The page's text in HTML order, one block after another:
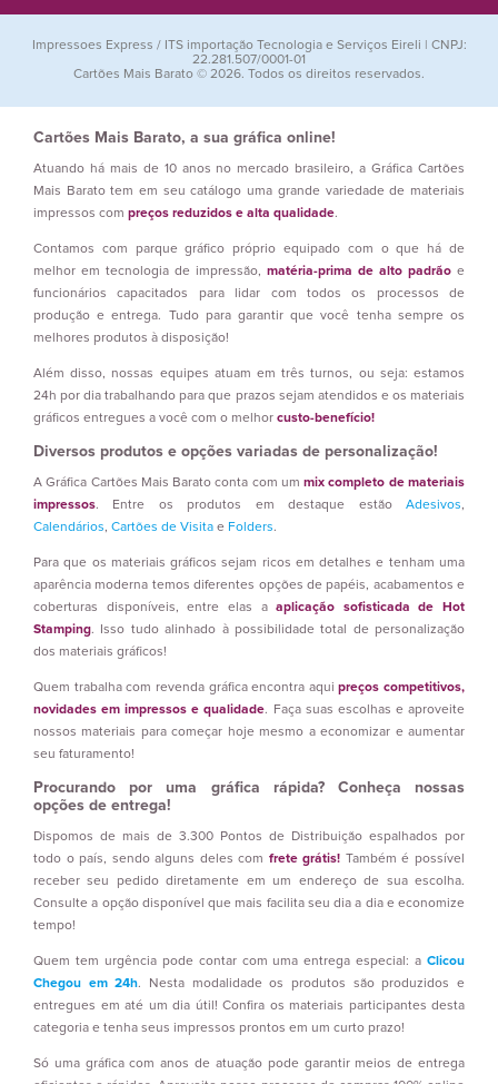
Impressoes Express / ITS importação Tecnologia e Serviços Eireli | CNPJ:
22.281.507/0001-01
Cartões Mais Barato © 2026. Todos os direitos reservados.
Cartões Mais Barato, a sua gráfica online!
Atuando há mais de 10 anos no mercado brasileiro, a Gráfica Cartões
Mais Barato tem em seu catálogo uma grande variedade de materiais
impressos com preços reduzidos e alta qualidade.
Contamos com parque gráfico próprio equipado com o que há de
melhor em tecnologia de impressão, matéria-prima de alto padrão e
funcionários capacitados para lidar com todos os processos de
produção e entrega. Tudo para garantir que você tenha sempre os
melhores produtos à disposição!
Além disso, nossas equipes atuam em três turnos, ou seja: estamos
24h por dia trabalhando para que prazos sejam atendidos e os materiais
gráficos entregues a você com o melhor custo-benefício!
Diversos produtos e opções variadas de personalização!
A Gráfica Cartões Mais Barato conta com ummix completo de materiais
impressos. Entre os produtos em destaque estão Adesivos,
Calendários, Cartões de Visita e Folders.
Para que os materiais gráficos sejam ricos em detalhes e tenham uma
aparência moderna temos diferentes opções de papéis, acabamentos e
coberturas disponíveis, entre elas aaplicação sofisticada de Hot
Stamping. Isso tudo alinhado à possibilidade total de personalização
dos materiais gráficos!
Quem trabalha com revenda gráfica encontra aquipreços competitivos,
novidades em impressos e qualidade. Faça suas escolhas e aproveite
nossos materiais para começar hoje mesmo a economizar e aumentar
seu faturamento!
Procurando por uma gráfica rápida? Conheça nossas
opções de entrega!
Dispomos de mais de 3.300 Pontos de Distribuição espalhados por
todo o país, sendo alguns deles com frete grátis! Também é possível
receber seu pedido diretamente em um endereço de sua escolha.
Consulte a opção disponível que mais facilita seu dia a dia e economize
tempo!
Quem tem urgência pode contar com uma entrega especial: a Clicou
Chegou em 24h. Nesta modalidade os produtos são produzidos e
entregues em até um dia útil! Confira os materiais participantes desta
categoria e tenha seus impressos prontos em um curto prazo!
Só uma gráfica com anos de atuação pode garantir meios de entrega